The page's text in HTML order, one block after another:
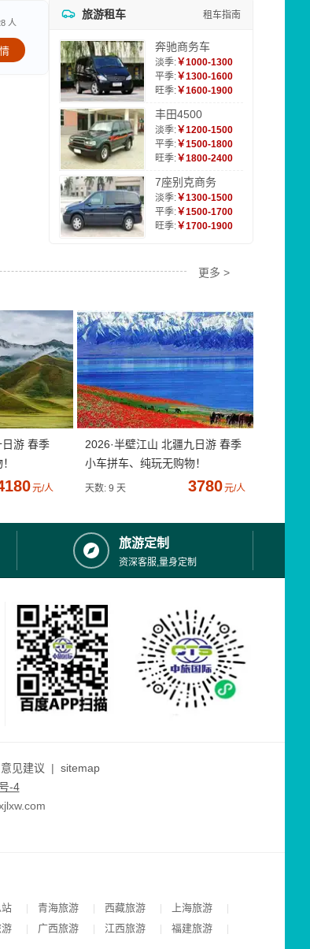
人
旅游租车 租车指南
奔驰商务车
淡季:￥1000-1300
平季:￥1300-1600
旺季:￥1600-1900
丰田4500
淡季:￥1200-1500
平季:￥1500-1800
旺季:￥1800-2400
7座别克商务
淡季:￥1300-1500
平季:￥1500-1700
旺季:￥1700-1900
更多 >
游 春季
元/人
2026·半壁江山 北疆九日游 春季
小车拼车、纯玩无购物！
天数: 9 天 3780元/人
旅游定制
资深客服,量身定制
意见建议 | sitemap
-4
| 青海旅游 | 西藏旅游 | 上海旅游 |
| 广西旅游 | 江西旅游 | 福建旅游 |